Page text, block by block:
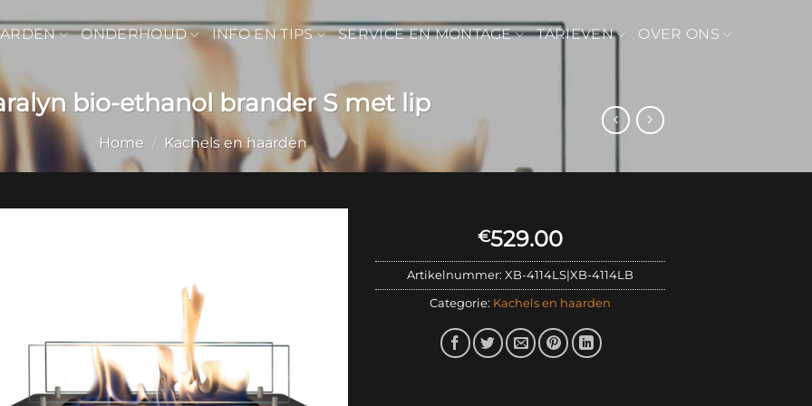
ONDERHOUD INFO EN TIPS SERVICE EN MONTAGE TARIEVEN OVER ONS
bio-ethanol brander S met lip
Home / Kachels en haarden
€529.00
Artikelnummer: XB-4114LS|XB-4114LB
Categorie: Kachels en haarden